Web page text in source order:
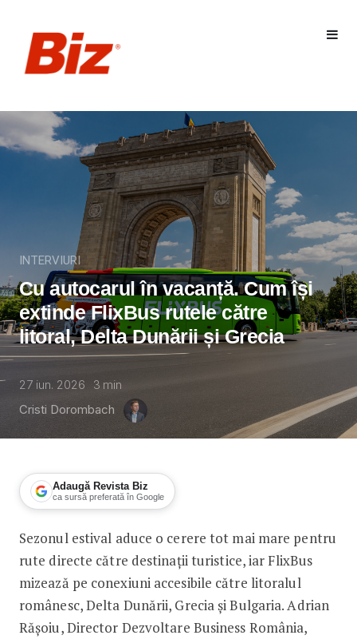
INTERVIURI
Cu autocarul în vacanță. Cum își
extinde FlixBus rutele către
litoral, Delta Dunării și Grecia
27 iun. 2026 3 min
Cristi Dorombach
Adaugă Revista Biz
ca sursă preferată în Google
Cu autocarul în vacanță. Cum își
Sezonul estival aduce o cerere tot mai mare pentru
rute directe către destinații turistice, iar FlixBus
mizează pe conexiuni accesibile către litoralul
românesc, Delta Dunării, Grecia și Bulgaria. Adrian
Rășoiu, Director Dezvoltare Business România,